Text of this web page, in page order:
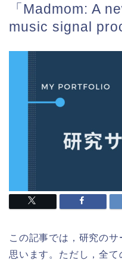
「Madmom: A
music signal
この記事では，研究の
思います。ただし，全